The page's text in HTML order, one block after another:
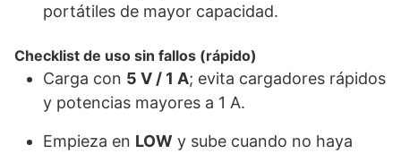
portátiles de mayor capacidad.
Checklist de uso sin fallos (rápido)
Carga con 5 V / 1 A; evita cargadores rápidos
y potencias mayores a 1 A.
Empieza en LOW y sube cuando no haya